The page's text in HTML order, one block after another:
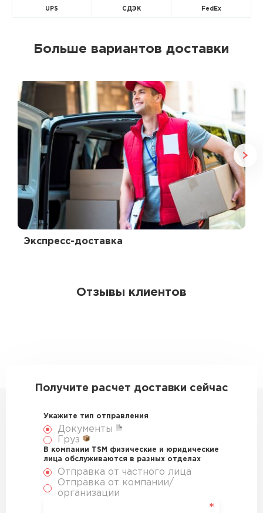
UPS СДЭК FedEx
Больше вариантов доставки
Экспресс-доставка
Отзывы клиентов
Получите расчет доставки сейчас
Укажите тип отправления
Документы
Груз
В компании TSM физические и юридические
лица обслуживаются в разных отделах
Отправка от частного лица
Отправка от компании/
организации